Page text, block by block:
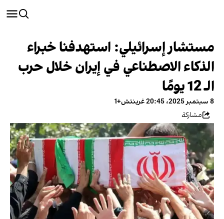
مستشار إسرائيلي: استهدفنا خبراء
الذكاء الاصطناعي في إيران خلال حرب
الـ 12 يومًا
8 سبتمبر 2025، 20:45 غرينتش+1
مشاركة